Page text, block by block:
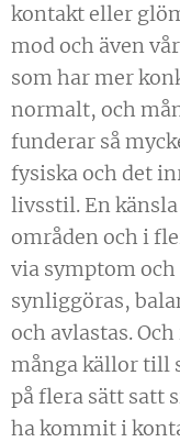
kontakt eller
mod och även
som har mer
normalt, och
funderar så
fysiska och det
livsstil. En
områden och i
via symptom
synliggöras,
och avlastas.
många källor till
på flera sätt satt
ha kommit i